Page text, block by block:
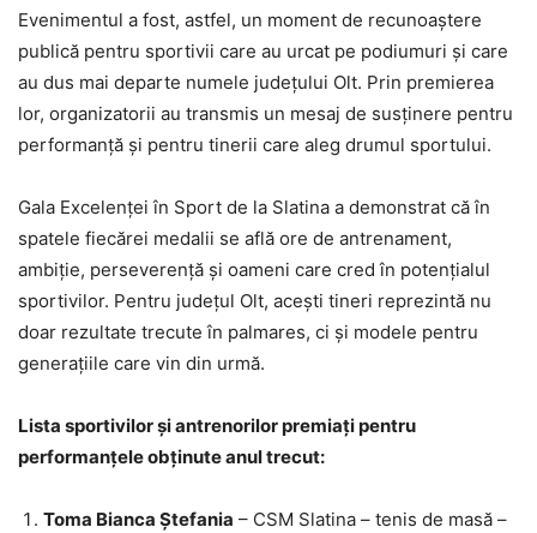
Evenimentul a fost, astfel, un moment de recunoaștere
publică pentru sportivii care au urcat pe podiumuri și care
au dus mai departe numele județului Olt. Prin premierea
lor, organizatorii au transmis un mesaj de susținere pentru
performanță și pentru tinerii care aleg drumul sportului.
Gala Excelenței în Sport de la Slatina a demonstrat că în
spatele fiecărei medalii se află ore de antrenament,
ambiție, perseverență și oameni care cred în potențialul
sportivilor. Pentru județul Olt, acești tineri reprezintă nu
doar rezultate trecute în palmares, ci și modele pentru
generațiile care vin din urmă.
Lista sportivilor și antrenorilor premiați pentru
performanțele obținute anul trecut:
Toma Bianca Ștefania – CSM Slatina – tenis de masă –